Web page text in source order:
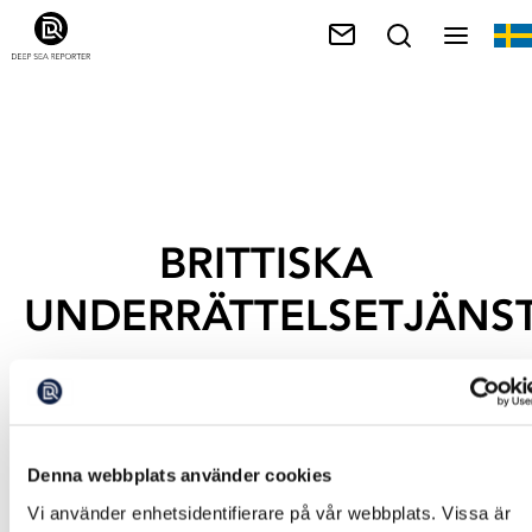
Denna webbplats använder cookies
Vi använder enhetsidentifierare på vår webbplats. Vissa är
BRITTISKA